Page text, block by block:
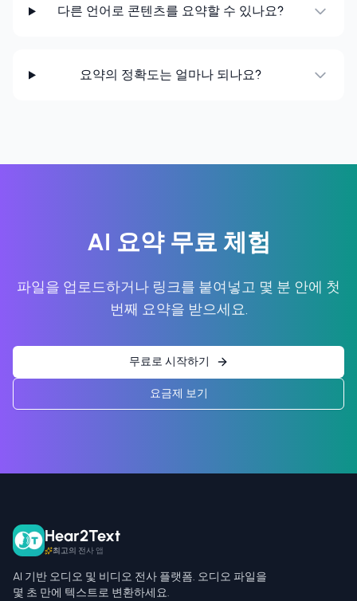
다른 언어로 콘텐츠를 요약할 수 있나요?
요약의 정확도는 얼마나 되나요?
AI 요약 무료 체험
파일을 업로드하거나 링크를 붙여넣고 몇 분 안에 첫
번째 요약을 받으세요.
무료로 시작하기
요금제 보기
Hear2Text
최고의 전사 앱
AI 기반 오디오 및 비디오 전사 플랫폼. 오디오 파일을
몇 초 만에 텍스트로 변환하세요.